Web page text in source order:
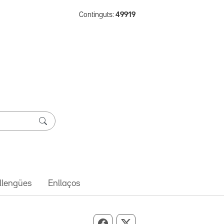
Continguts: 49919
Enllaços